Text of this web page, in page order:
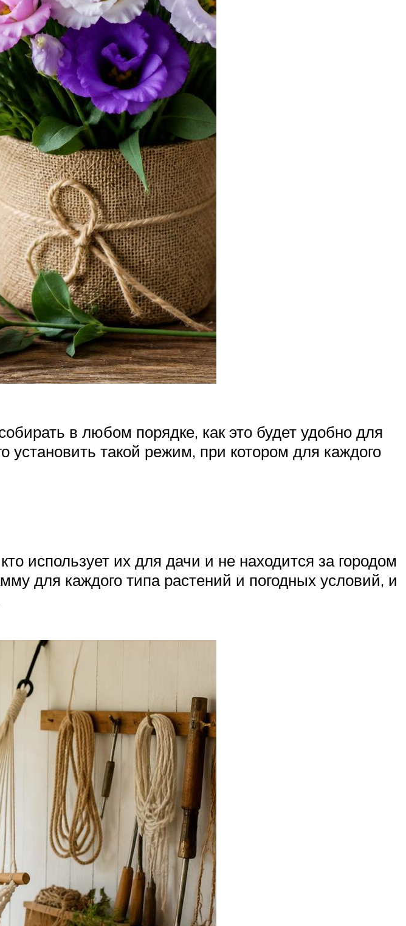
в любом порядке, как это будет удобно для
установить такой режим, при котором для каждого
использует их для дачи и не находится за городом
для каждого типа растений и погодных условий, и